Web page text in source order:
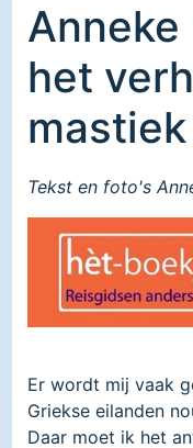
Anneke
het
Tekst en foto's
Er wordt mij vaak
Griekse eilanden
Daar moet ik het